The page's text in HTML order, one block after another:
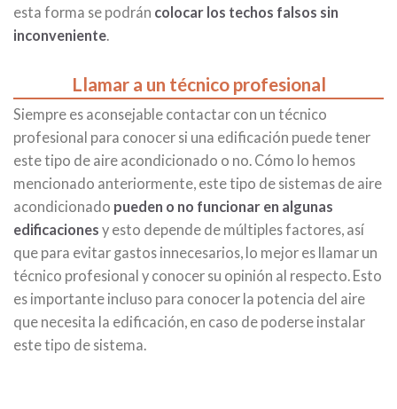
esta forma se podrán colocar los techos falsos sin
inconveniente.
Llamar a un técnico profesional
Siempre es aconsejable contactar con un técnico
profesional para conocer si una edificación puede tener
este tipo de aire acondicionado o no. Cómo lo hemos
mencionado anteriormente, este tipo de sistemas de aire
acondicionado pueden o no funcionar en algunas
edificaciones y esto depende de múltiples factores, así
que para evitar gastos innecesarios, lo mejor es llamar un
técnico profesional y conocer su opinión al respecto. Esto
es importante incluso para conocer la potencia del aire
que necesita la edificación, en caso de poderse instalar
este tipo de sistema.